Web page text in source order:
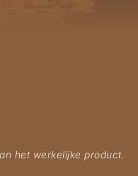
het werkelijke product.